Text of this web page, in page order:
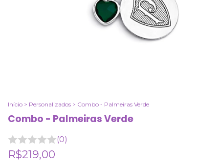
Início > Personalizados > Combo - Palmeiras Verde
Combo - Palmeiras Verde
(0)
R$219,00